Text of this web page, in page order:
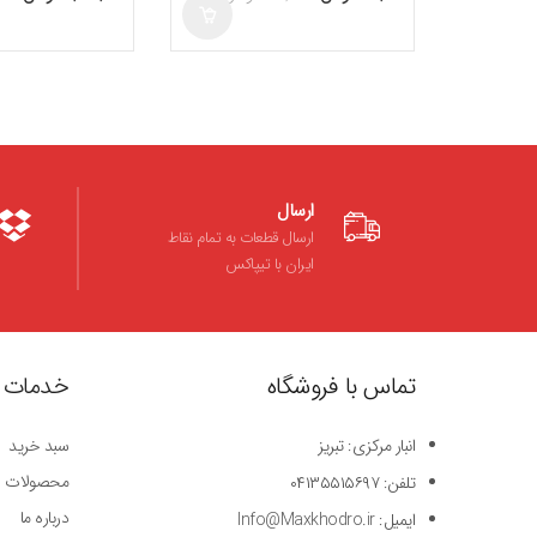
ارسال
ارسال قطعات به تمام نقاط
ایران با تیپاکس
خدمات
سبد خرید
محصولات
درباره ما
تماس با فروشگاه
انبار مرکزی: تبریز
تلفن: ۰۴۱۳۵۵۱۵۶۹۷
ایمیل: Info@Maxkhodro.ir